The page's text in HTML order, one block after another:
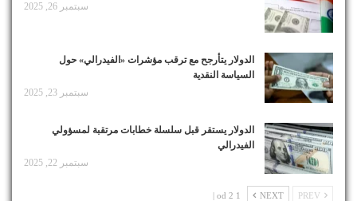
سبتمبر 26, 2025
الدولار يتأرجح مع ترقب مؤشرات «الفيدرالي» حول
السياسة النقدية
سبتمبر 23, 2025
الدولار يستقر قبل سلسلة خطابات مرتقبة لمسؤولي
الفيدرالي
سبتمبر 22, 2025
NEXT
1 od 2 |